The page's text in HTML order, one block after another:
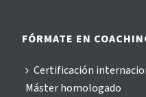
FÓRMATE EN
Certificación
Máster homologado